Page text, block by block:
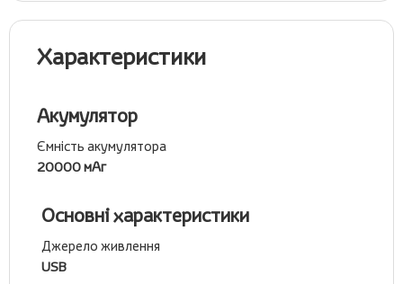
Характеристики
Акумулятор
Ємність акумулятора
20000 мАг
Основні характеристики
Джерело живлення
USB